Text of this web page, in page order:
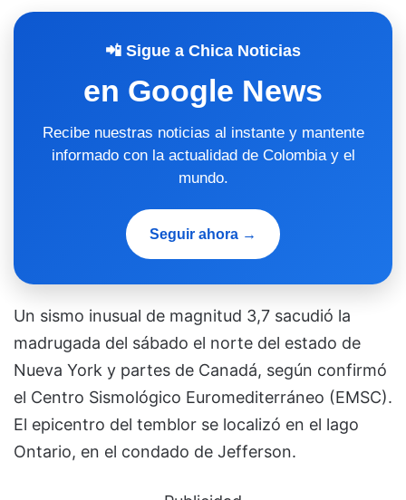
📲 Sigue a Chica Noticias
en Google News
Recibe nuestras noticias al instante y mantente
informado con la actualidad de Colombia y el
mundo.
Seguir ahora →
Un sismo inusual de magnitud 3,7 sacudió la
madrugada del sábado el norte del estado de
Nueva York y partes de Canadá, según confirmó
el Centro Sismológico Euromediterráneo (EMSC).
El epicentro del temblor se localizó en el lago
Ontario, en el condado de Jefferson.